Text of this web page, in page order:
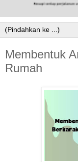
Membentuk
Rumah